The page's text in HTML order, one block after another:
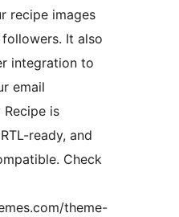
recipe images
It also
integration to
email
Recipe is
ready, and
Check
theme-